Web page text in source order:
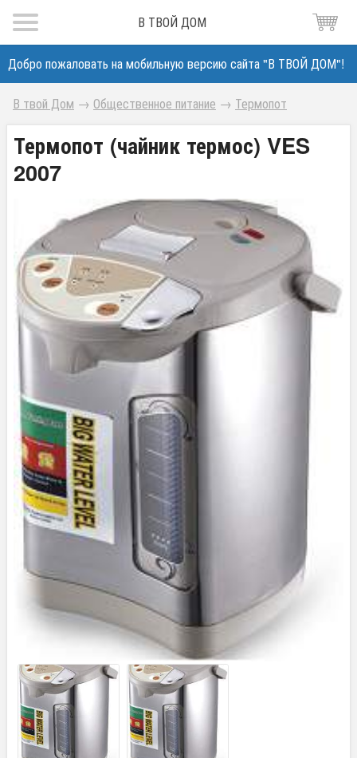
В ТВОЙ ДОМ
Добро пожаловать на мобильную версию сайта "В ТВОЙ ДОМ"!
В твой Дом → Общественное питание → Термопот
Термопот (чайник термос) VES
2007